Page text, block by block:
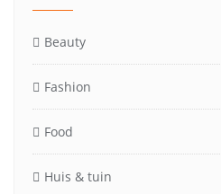
Beauty
Fashion
Food
Huis & tuin